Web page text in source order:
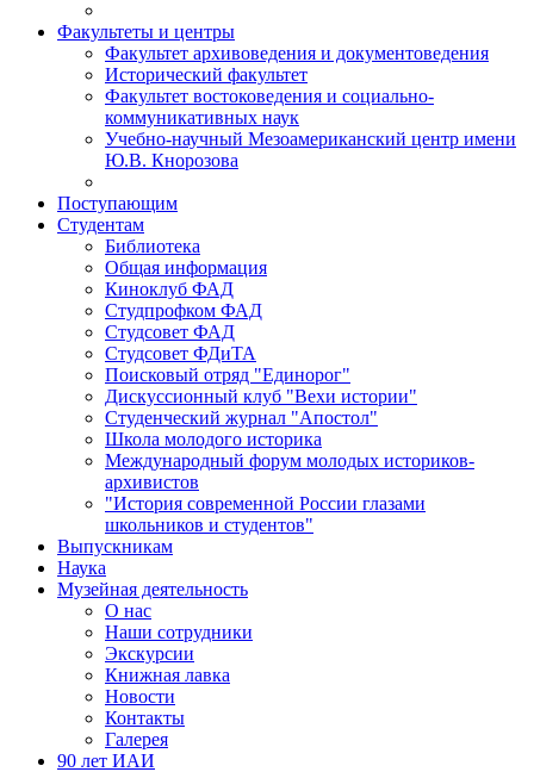
Факультеты и центры
Факультет архивоведения и документоведения
Исторический факультет
Факультет востоковедения и социально-
коммуникативных наук
Учебно-научный Мезоамериканский центр имени
Ю.В. Кнорозова
Поступающим
Студентам
Библиотека
Общая информация
Киноклуб ФАД
Студпрофком ФАД
Студсовет ФАД
Студсовет ФДиТА
Поисковый отряд "Единорог"
Дискуссионный клуб "Вехи истории"
Студенческий журнал "Апостол"
Школа молодого историка
Международный форум молодых историков-
архивистов
"История современной России глазами
школьников и студентов"
Выпускникам
Наука
Музейная деятельность
О нас
Наши сотрудники
Экскурсии
Книжная лавка
Новости
Контакты
Галерея
90 лет ИАИ